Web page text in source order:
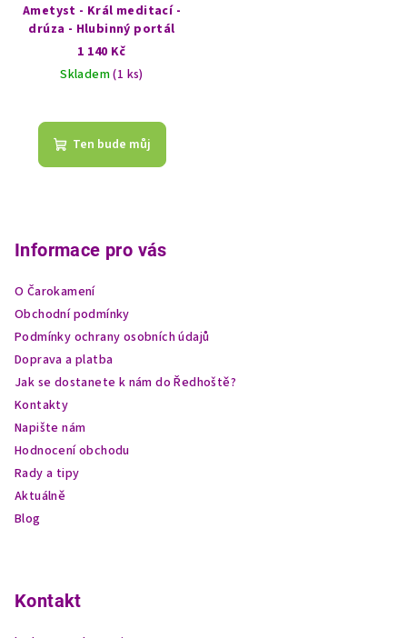
Ametyst - Král meditací -
drúza - Hlubinný portál
1 140 Kč
Skladem(1 ks)
Ten bude můj
Informace pro vás
O Čarokamení
Obchodní podmínky
Podmínky ochrany osobních údajů
Doprava a platba
Jak se dostanete k nám do Ředhoště?
Kontakty
Napište nám
Hodnocení obchodu
Rady a tipy
Aktuálně
Blog
Kontakt